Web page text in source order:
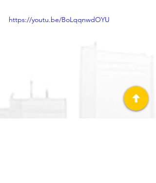
https://youtu.be/BoLqqnwdOYU